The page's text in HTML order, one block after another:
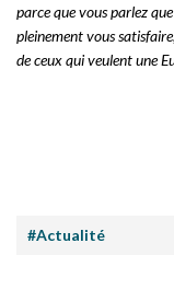
parce que vous parlez
pleinement vous
de ceux qui veulent une
#Actualité